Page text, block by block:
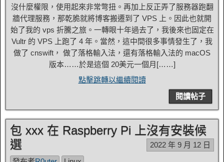
沒什麼權限，使用起來非常彆扭。再加上反正弄了服務器跑翻
牆代理服務，那乾脆就將博客搬遷到了 VPS 上。因此也就開
始了我的 vps 折騰之旅。一轉眼十年過去了，我後來也固定在
Vultr 的 VPS 上跑了 4 年。當然，這中間很多事情發生了，我
做了 cnswift， 做了落格輸入法，還有落格輸入法的 macOS
版本……於是這個 20美元一個月[……]
點擊跳轉以繼續閱讀
閱讀帖子
包 xxx 在 Raspberry Pi 上沒有安裝候
選
2022 年 9 月 12 日